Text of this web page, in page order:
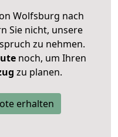
Wolfsburg nach
Sie nicht, unsere
zu nehmen.
noch, um Ihren
zu planen.
erhalten